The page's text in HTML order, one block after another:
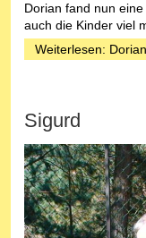
Dorian fand nun
auch die Kinder viel
Weiterlesen: Dorian
Sigurd